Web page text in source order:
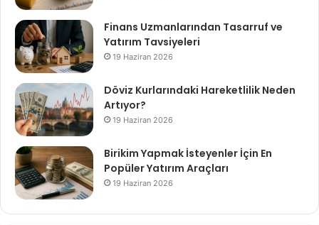
Finans Uzmanlarından Tasarruf ve
Yatırım Tavsiyeleri
19 Haziran 2026
Döviz Kurlarındaki Hareketlilik Neden
Artıyor?
19 Haziran 2026
Birikim Yapmak İsteyenler İçin En
Popüler Yatırım Araçları
19 Haziran 2026